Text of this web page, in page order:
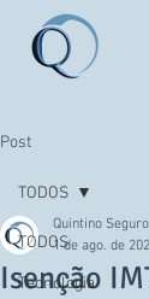
Post
TODOS
Tecnologia
TODOS
Isenção
Quintino
1 de ago. de